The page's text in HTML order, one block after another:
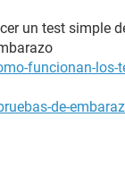
un test simple
funcionan-los-
de-